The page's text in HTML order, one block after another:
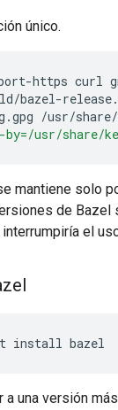
único.
https curl
bazel-
by=/usr/
mantiene solo
de
el
install bazel
a una versión